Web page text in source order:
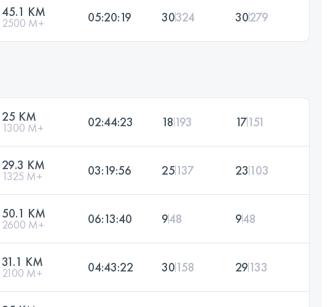
45.1 KM
2500 M+ 05:20:19 30324 30279
25 KM
1300 M+ 02:44:23 18 193 17151
29.3 KM
1325 M+ 03:19:56 25137 23 103
50.1 KM
2600 M+ 06:13:40 948 948
31.1 KM
2100 M+ 04:43:22 30158 29133